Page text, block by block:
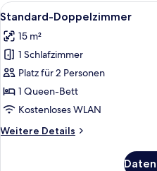
Alle
Fotos
für
Standard-
Doppelzimmer
anzeigen
5
Standard-Doppelzimmer
15 m²
1 Schlafzimmer
Platz für 2 Personen
1 Queen-Bett
Kostenloses WLAN
Weitere Details
Weitere